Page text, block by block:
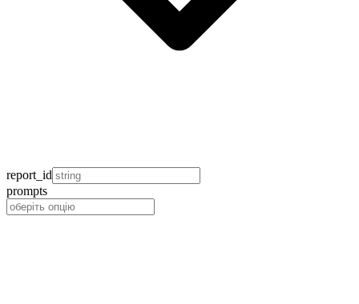
report_id
prompts